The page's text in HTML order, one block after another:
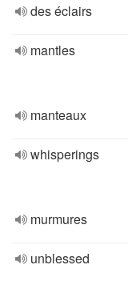
des éclairs
mantles
manteaux
whisperings
murmures
unblessed